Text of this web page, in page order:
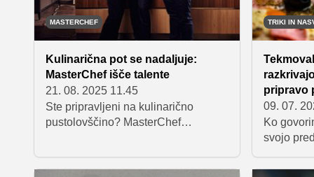
MASTERCHEF
Kulinarična pot se nadaljuje:
MasterChef išče talente
21. 08. 2025 11.45
Ste pripravljeni na kulinarično
pustolovščino? MasterChef
osvojite kuharski svet. 12. sezona
TRIKI IN
pripravo
09. 07.
Ko
svojo
oblogo